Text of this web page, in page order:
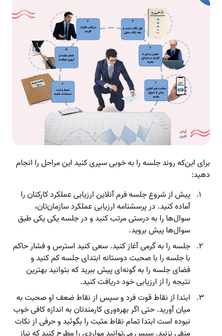
برای این‌که روند جلسه را به خوبی سپری کنید این مراحل را انجام
دهید:
پیش از شروع جلسه فرم آنلاین ارزیابی عملکرد کارکنان را
آماده کنید. در پرسشنامه ارزیابی عملکرد سازمان‌تان،
سوال‌ها را به درستی مرتب کنید و در جلسه یکی یکی طبق
سوال‌ها پیش بروید.
جلسه را به گرمی آغاز کنید. سعی کنید استرس و فشار حاکم
با جلسه را با صحبت دوستانه ابتدای جلسه کم کنید و
فضای جلسه را به گونه‌ای پیش ببرید که بتوانید بهترین
نتیجه را از ارزیابی خود دریافت کنید.
ابتدا از نقاط قوت فرد و سپس از نقاط ضعف او صحبت به
میان آورید. حتی اگر بهره‌وری کارمندتان به اندازه کافی خوب
نبوده است ابتدا تمام نقاط مثبت را بگوئید و حرفی از نکات